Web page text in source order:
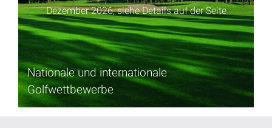
Dezember 2026, siehe Details auf der Seite
Nationale und internationale
Golfwettbewerbe